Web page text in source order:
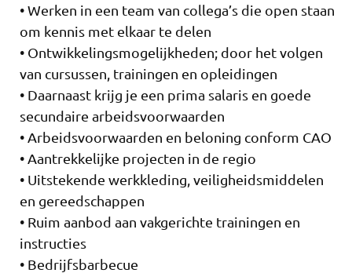
Werken in een team van collega’s die open staan
om kennis met elkaar te delen
Ontwikkelingsmogelijkheden; door het volgen
van cursussen, trainingen en opleidingen
Daarnaast krijg je een prima salaris en goede
secundaire arbeidsvoorwaarden
Arbeidsvoorwaarden en beloning conform CAO
Aantrekkelijke projecten in de regio
Uitstekende werkkleding, veiligheidsmiddelen
en gereedschappen
Ruim aanbod aan vakgerichte trainingen en
instructies
Bedrijfsbarbecue